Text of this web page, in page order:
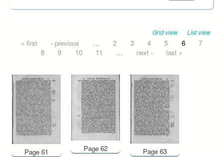
Grid view List view
Pages
« first ‹ previous … 2 3 4 5 6
7
8
9 10 11 … next › last »
Page 61 Page 62 Page 63